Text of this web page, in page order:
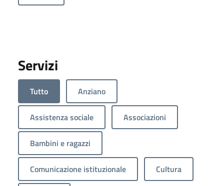
Servizi
Tutto Anziano
Assistenza sociale Associazioni
Bambini e ragazzi
Comunicazione istituzionale Cultura